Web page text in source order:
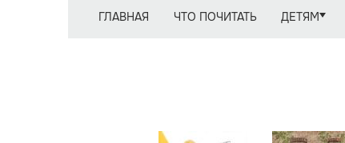
ГЛАВНАЯ ЧТО ПОЧИТАТЬ ДЕТЯМ